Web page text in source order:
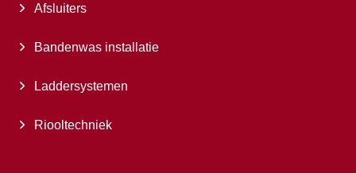
Afsluiters
Bandenwas installatie
Laddersystemen
Riooltechniek